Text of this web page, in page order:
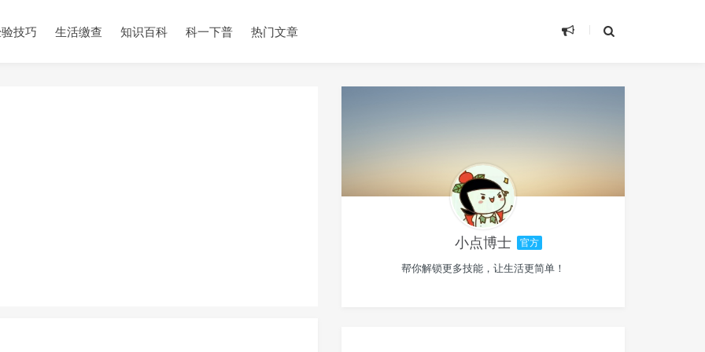
技巧 生活缴查 知识百科 科一下普 热门文章
小点博士 官方
帮你解锁更多技能，让生活更简单！